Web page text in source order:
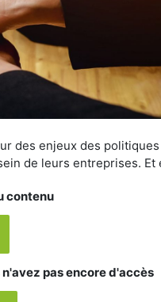
des enjeux des
de leurs entreprises.
contenu
pas encore d'accès